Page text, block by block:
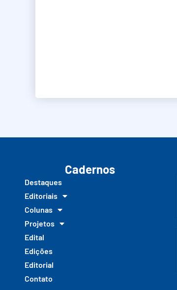
Cadernos
Destaques
Editoriais
Colunas
Projetos
Edital
Edições
Editorial
Contato